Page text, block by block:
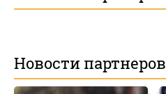
Новости партнеров